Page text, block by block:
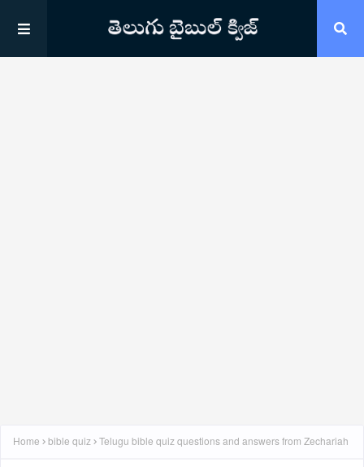
Home bible quiz Telugu bible quiz questions and answers from Zechariah